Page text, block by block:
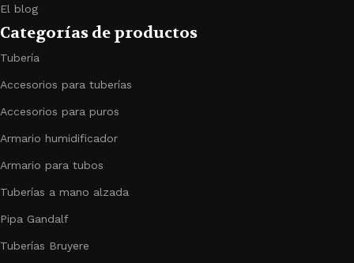
El blog
Categorías de productos
Tubería
Accesorios para tuberías
Accesorios para puros
Armario humidificador
Armario para tubos
Tuberías a mano alzada
Pipa Gandalf
Tuberías Bruyere